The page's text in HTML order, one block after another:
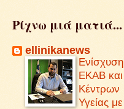
Ρίχνω μιά ματιά...
ellinikanews
Ενίσχυση
ΕΚΑΒ και
Κέντρων
Υγείας με